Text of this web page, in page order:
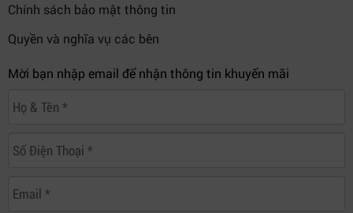
Chính sách bảo mật thông tin
Quyền và nghĩa vụ các bên
Mời bạn nhập email để nhận thông tin khuyến mãi